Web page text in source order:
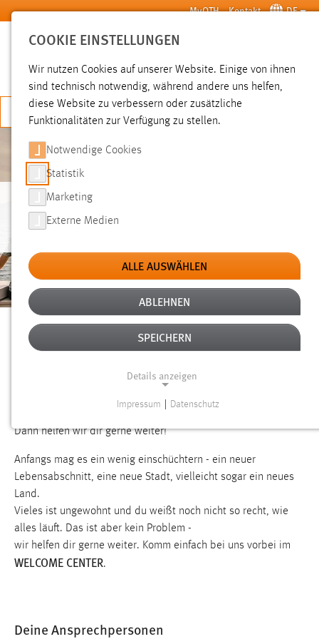
Zum Hauptinhalt springen MyOTH Kontakt DE
SUCHE
JETZT BEWERBEN
WELCOME SERVICES
WILLKOMMEN AN DER OTH AMBERG-
WEIDEN!
Dann helfen wir dir gerne weiter!
Anfangs mag es ein wenig einschüchtern - ein neuer
Lebensabschnitt, eine neue Stadt, vielleicht sogar ein neues
Land.
Vieles ist ungewohnt und du weißt noch nicht so recht, wie
alles läuft. Das ist aber kein Problem -
wir helfen dir gerne weiter. Komm einfach bei uns vorbei im
WELCOME CENTER.
Deine Ansprechpersonen
COOKIE EINSTELLUNGEN
Wir nutzen Cookies auf unserer Website. Einige von ihnen
sind technisch notwendig, während andere uns helfen,
diese Website zu verbessern oder zusätzliche
Funktionalitäten zur Verfügung zu stellen.
Notwendige Cookies
Statistik
Marketing
Externe Medien
ALLE AUSWÄHLEN
ABLEHNEN
SPEICHERN
Details anzeigen
Notwendige Cookies ermöglichen grundlegende
Funktionen und sind für die einwandfreie Funktion der
Website erforderlich.
Einverständnis
Name:
cookie_consent
Cookie Laufzeit:
Impressum Datenschutz